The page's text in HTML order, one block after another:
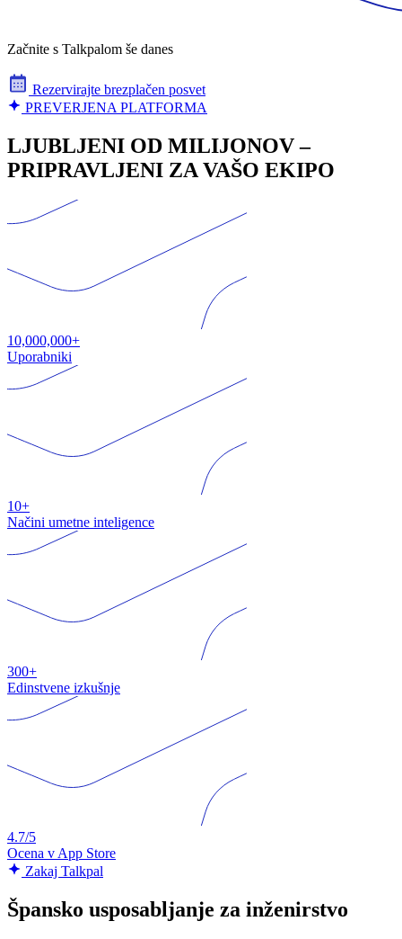
Začnite s Talkpalom še danes
Rezervirajte brezplačen posvet
PREVERJENA PLATFORMA
LJUBLJENI OD MILIJONOV –
PRIPRAVLJENI ZA VAŠO EKIPO
10,000,000+
Uporabniki
10+
Načini umetne inteligence
300+
Edinstvene izkušnje
4.7/5
Ocena v App Store
Zakaj Talkpal
Špansko usposabljanje za inženirstvo